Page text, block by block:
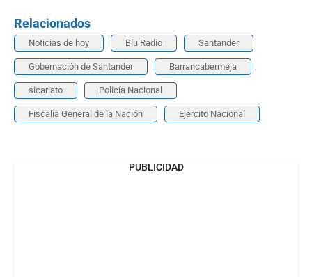
Relacionados
Noticias de hoy Blu Radio Santander
Gobernación de Santander Barrancabermeja
sicariato Policía Nacional
Fiscalía General de la Nación Ejército Nacional
PUBLICIDAD